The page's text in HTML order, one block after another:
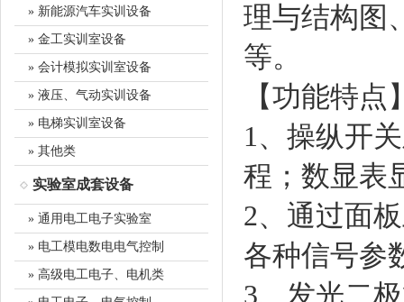
» 新能源汽车实训设备
» 金工实训室设备
» 会计模拟实训室设备
» 液压、气动实训设备
» 电梯实训室设备
» 其他类
实验室成套设备
» 通用电工电子实验室
» 电工模电数电电气控制
» 高级电工电子、电机类
理与结构图
等。
【功能特点
1、操纵开
程；数显表
2、通过面
各种信号参
3、发光二